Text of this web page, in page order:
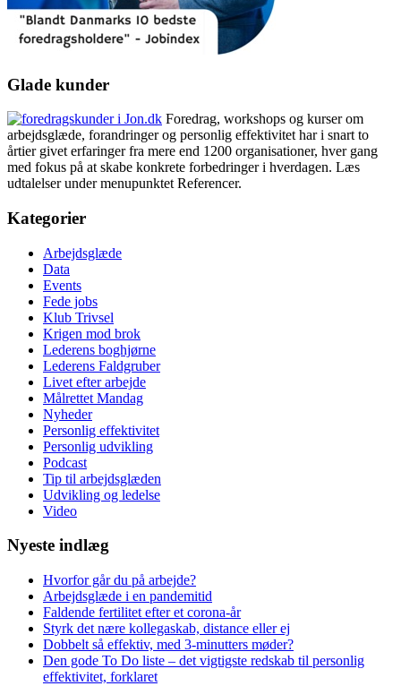
Glade kunder
Foredrag, workshops og kurser om
arbejdsglæde, forandringer og personlig effektivitet har i snart to
årtier givet erfaringer fra mere end 1200 organisationer, hver gang
med fokus på at skabe konkrete forbedringer i hverdagen. Læs
udtalelser under menupunktet Referencer.
Kategorier
Arbejdsglæde
Data
Events
Fede jobs
Klub Trivsel
Krigen mod brok
Lederens boghjørne
Lederens Faldgruber
Livet efter arbejde
Målrettet Mandag
Nyheder
Personlig effektivitet
Personlig udvikling
Podcast
Tip til arbejdsglæden
Udvikling og ledelse
Video
Nyeste indlæg
Hvorfor går du på arbejde?
Arbejdsglæde i en pandemitid
Faldende fertilitet efter et corona-år
Styrk det nære kollegaskab, distance eller ej
Dobbelt så effektiv, med 3-minutters møder?
Den gode To Do liste – det vigtigste redskab til personlig
effektivitet, forklaret